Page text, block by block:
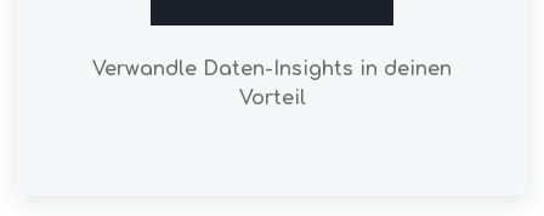
Verwandle Daten-Insights in deinen
Vorteil